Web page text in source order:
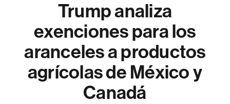
Trump analiza
exenciones para los
aranceles a productos
agrícolas de México y
Canadá